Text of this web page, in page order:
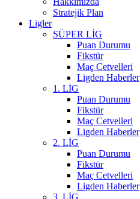
Stratejik Plan
Ligler
SÜPER LİG
Puan Durumu
Fikstür
Maç Cetvelleri
Ligden Haberler
1. LİG
Puan Durumu
Fikstür
Maç Cetvelleri
Ligden Haberler
2. LİG
Puan Durumu
Fikstür
Maç Cetvelleri
Ligden Haberler
3. LİG